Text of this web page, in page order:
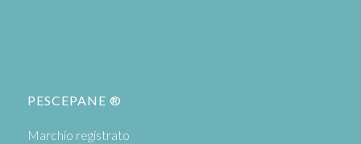
PESCEPANE ®
Marchio registrato